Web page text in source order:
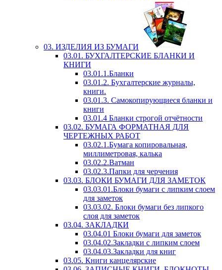
03. ИЗДЕЛИЯ ИЗ БУМАГИ
03.01. БУХГАЛТЕРСКИЕ БЛАНКИ И
КНИГИ
03.01.1.Бланки
03.01.2. Бухгалтерские журналы,
книги.
03.01.3. Самокопирующиеся бланки и
книги
03.01.4 Бланки строгой отчётности
03.02. БУМАГА ФОРМАТНАЯ ДЛЯ
ЧЕРТЕЖНЫХ РАБОТ
03.02.1.Бумага копировальная,
миллиметровая, калька
03.02.2.Ватман
03.02.3.Папки для черчения
03.03. БЛОКИ БУМАГИ ДЛЯ ЗАМЕТОК
03.03.01.Блоки бумаги с липким слоем
для заметок
03.03.02. Блоки бумаги без липкого
слоя для заметок
03.04. ЗАКЛАДКИ
03.04.01 Блоки бумаги для заметок
03.04.02.Закладки с липким слоем
03.04.03.Закладки для книг
03.05. Книги канцелярские